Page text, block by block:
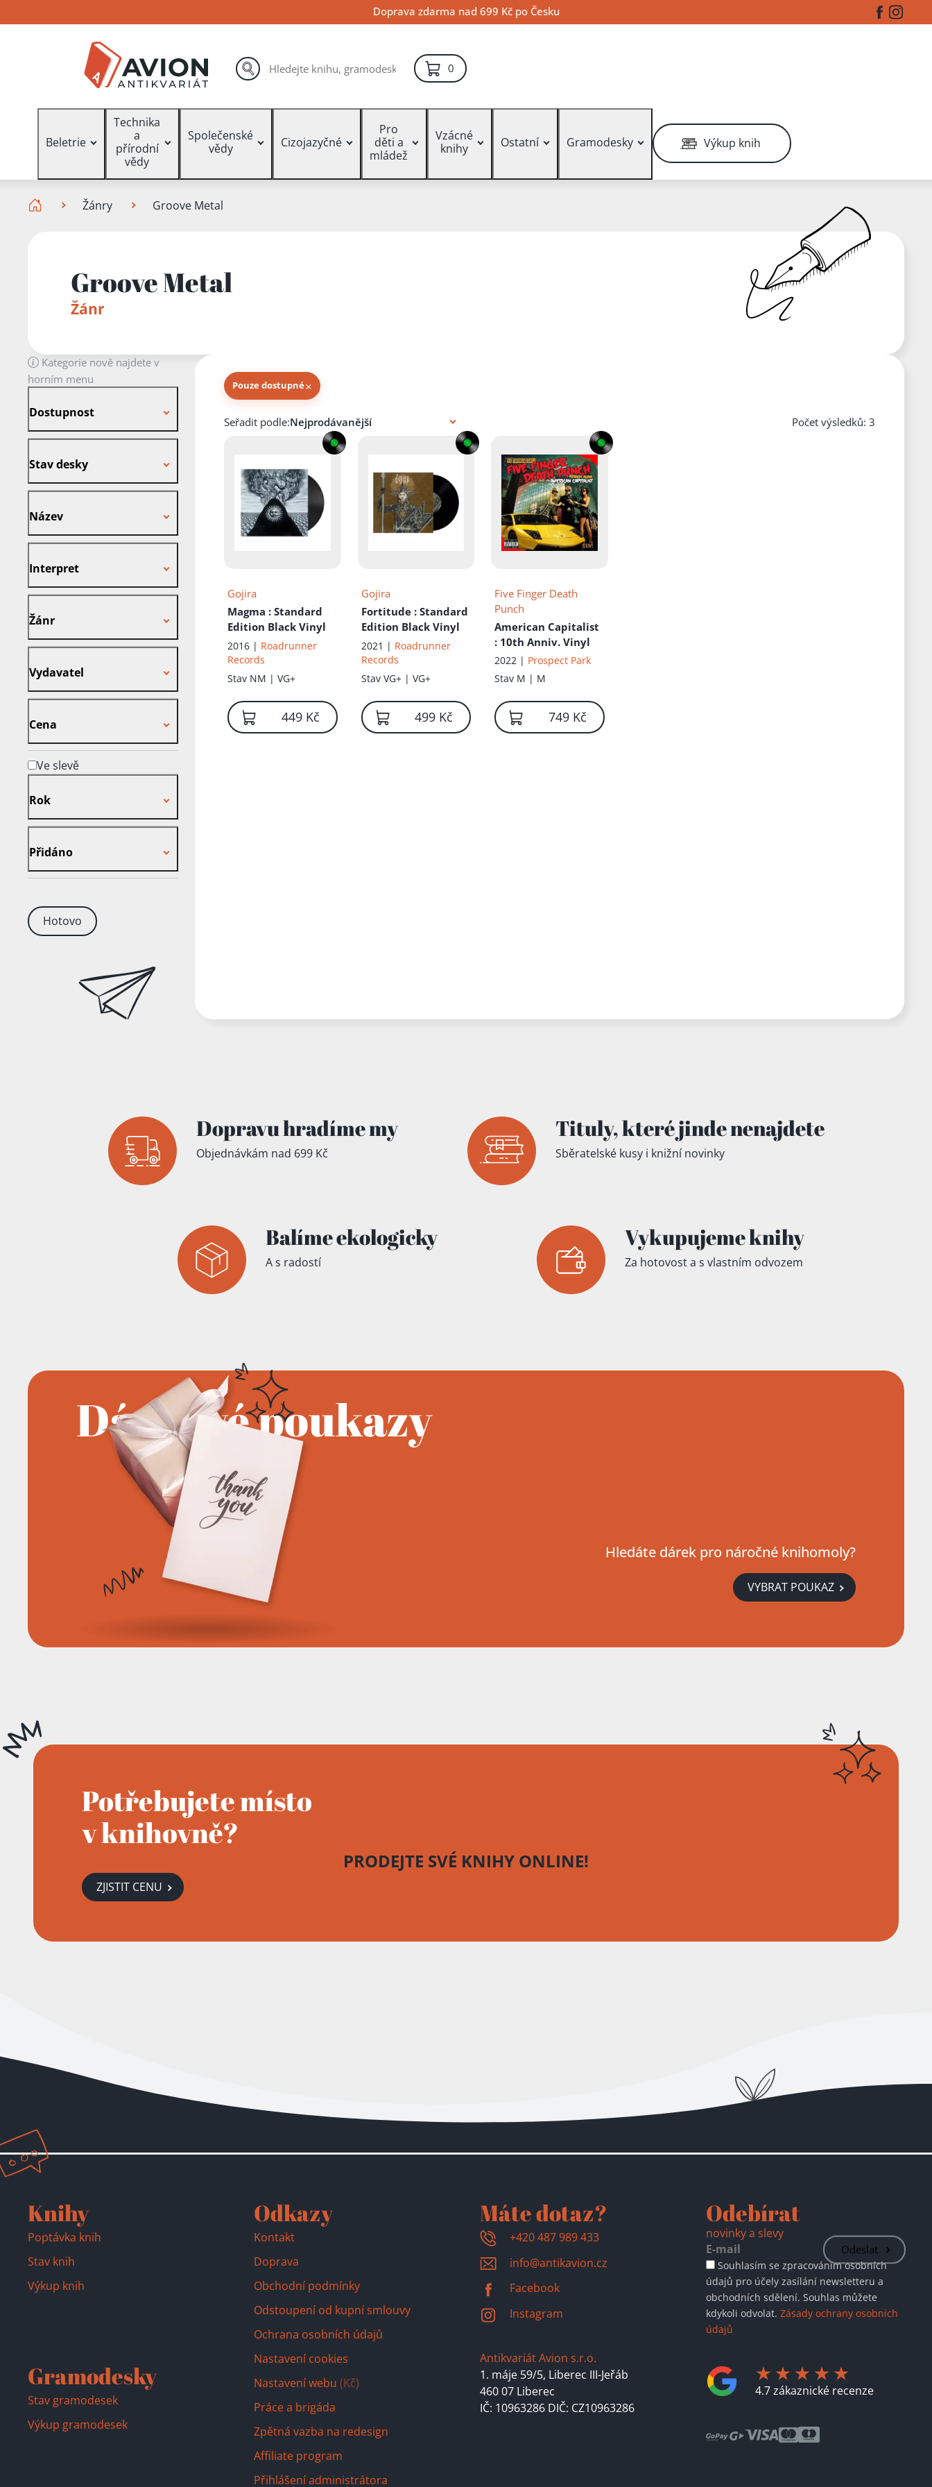
na
na
na
Doprava zdarma nad 699 Kč po Česku Facebook
Vyhledávání hledat
0položek – košík
Beletrie
Technika
a
přírodní
vědy
Společenské
vědy
Cizojazyčné
Pro
děti a
mládež
Vzácné
knihy
Ostatní Gramodesky Výkup knih
Žánry Groove Metal
Groove Metal
Žánr
Kategorie nově najdete v
horním menu
Dostupnost
Stav desky
Název
Interpret
Žánr
Vydavatel
Cena
Ve slevě
Rok
Přidáno
Hotovo
Pouze dostupné×
Knihy autora
Seřadit podle: Počet výsledků: 3
Gojira
Magma : Standard
Edition Black Vinyl
2016 | Roadrunner
Records
Stav NM | VG+
449 Kč
Gojira
Fortitude : Standard
Edition Black Vinyl
2021 | Roadrunner
Records
Stav VG+ | VG+
499 Kč
Five Finger Death
Punch
American Capitalist
: 10th Anniv. Vinyl
2022 | Prospect Park
Stav M | M
749 Kč
Dopravu hradíme my
Objednávkám nad 699 Kč
Tituly,které jindenenajdete
Sběratelské kusy i knižní novinky
Balíme ekologicky
A s radostí
Vykupujeme knihy
Za hotovost a s vlastním odvozem
Dárkové poukazy
Hledáte dárek pro náročné knihomoly?
VYBRAT POUKAZ
Potřebujete místo
v knihovně?
PRODEJTE SVÉ KNIHY ONLINE!
ZJISTIT CENU
Přidáno do košíku!
Knihy
Poptávka knih
Stav knih
Výkup knih
Gramodesky
Stav gramodesek
Výkup gramodesek
Odkazy
Kontakt
Doprava
Obchodní podmínky
Odstoupení od kupní smlouvy
Ochrana osobních údajů
Nastavení cookies
Nastavení webu (Kč)
Práce a brigáda
Zpětná vazba na redesign
Affiliate program
Přihlášení administrátora
Máte dotaz?
+420 487 989 433
info@antikavion.cz
Facebook
Instagram
Antikvariát Avion s.r.o.
1. máje 59/5, Liberec III-Jeřáb
460 07 Liberec
IČ: 10963286 DIČ: CZ10963286
Odebírat
novinky a slevy
Odeslat
Souhlasím se zpracováním osobních
údajů pro účely zasílání newsletteru a
obchodních sdělení. Souhlas můžete
kdykoli odvolat. Zásady ochrany osobních
údajů
4.7 zákaznické recenze